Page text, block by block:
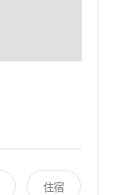
住宿